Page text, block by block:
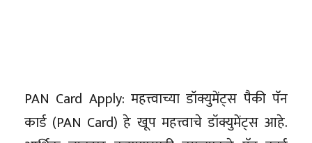
PAN Card Apply: महत्त्वाच्या डॉक्युमेंट्स पैकी पॅन
कार्ड (PAN Card) हे खूप महत्त्वाचे डॉक्युमेंट्स आहे.